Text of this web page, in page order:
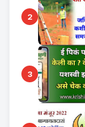
2
3